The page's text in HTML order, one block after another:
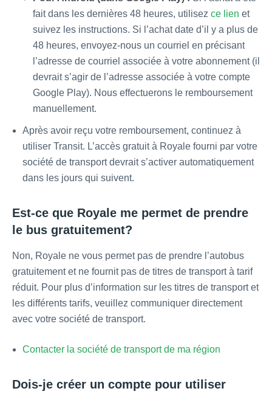
fait dans les dernières 48 heures, utilisez ce lien et
suivez les instructions. Si l’achat date d’il y a plus de
48 heures, envoyez-nous un courriel en précisant
l’adresse de courriel associée à votre abonnement (il
devrait s’agir de l’adresse associée à votre compte
Google Play). Nous effectuerons le remboursement
manuellement.
Après avoir reçu votre remboursement, continuez à
utiliser Transit. L’accès gratuit à Royale fourni par votre
société de transport devrait s’activer automatiquement
dans les jours qui suivent.
Est-ce que Royale me permet de prendre
le bus gratuitement?
Non, Royale ne vous permet pas de prendre l’autobus
gratuitement et ne fournit pas de titres de transport à tarif
réduit. Pour plus d’information sur les titres de transport et
les différents tarifs, veuillez communiquer directement
avec votre société de transport.
Contacter la société de transport de ma région
Dois-je créer un compte pour utiliser